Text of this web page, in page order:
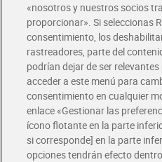
Glovo y Uber Eats
Solicita tu factura de Glovo o Uber
Únete al CLUB Dia
Disfruta las ventajas y ofertas
Descárgate la APP Dia
Folletos y Tiendas
Descubre las mejores ofertas y
«nosotros y nuestros socios
proporcionar». Si seleccionas
consentimiento, los
rastreadores, parte del
podrían dejar de ser
acceder a este menú para
consentimiento en cualquier
enlace «Gestionar las
ícono flotante en la parte
si corresponde] en la parte
opciones tendrán efecto